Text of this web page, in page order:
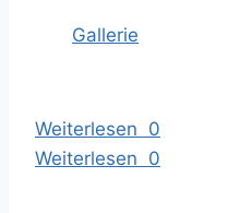
Gallerie
Weiterlesen 0
Weiterlesen 0